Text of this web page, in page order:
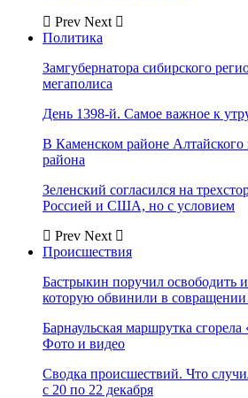
Prev Next
Политика
Замгубернатора сибирского
мегаполиса
День 1398-й. Самое важное к
В Каменском районе Алтайского
района
Зеленский согласился на
Россией и США, но с условием
Prev Next
Происшествия
Бастрыкин поручил освободить
которую обвинили в
Барнаульская маршрутка
Фото и видео
Сводка происшествий. Что
с 20 по 22 декабря